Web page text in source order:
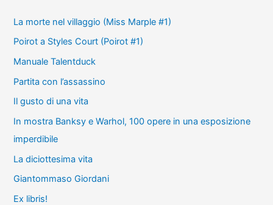
La morte nel villaggio (Miss Marple #1)
Poirot a Styles Court (Poirot #1)
Manuale Talentduck
Partita con l’assassino
Il gusto di una vita
In mostra Banksy e Warhol, 100 opere in una esposizione
imperdibile
La diciottesima vita
Giantommaso Giordani
Ex libris!